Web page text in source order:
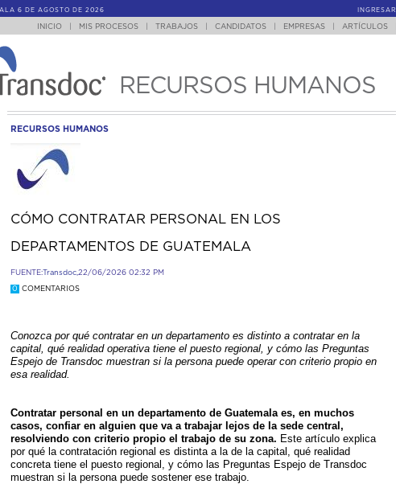
6 DE AGOSTO DE 2026 INGRESAR
INICIO MIS PROCESOS TRABAJOS CANDIDATOS EMPRESAS ARTÍCULOS
RECURSOS HUMANOS
RECURSOS HUMANOS
CÓMO CONTRATAR PERSONAL EN LOS
DEPARTAMENTOS DE GUATEMALA
FUENTE: Transdoc,22/06/2026 02:32 PM
0 COMENTARIOS
Conozca por qué contratar en un departamento es distinto a contratar en la
capital, qué realidad operativa tiene el puesto regional, y cómo las Preguntas
Espejo de Transdoc muestran si la persona puede operar con criterio propio en
esa realidad.
Contratar personal en un departamento de Guatemala es, en muchos
casos, confiar en alguien que va a trabajar lejos de la sede central,
resolviendo con criterio propio el trabajo de su zona. Este artículo explica
por qué la contratación regional es distinta a la de la capital, qué realidad
concreta tiene el puesto regional, y cómo las Preguntas Espejo de Transdoc
muestran si la persona puede sostener ese trabajo.